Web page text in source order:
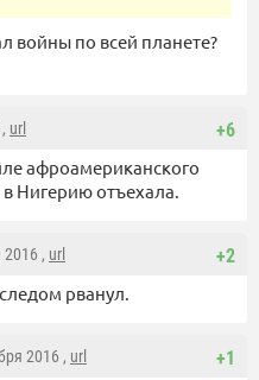
войны по всей планете?
+6
url
афроамериканского
Нигерию отъехала.
+2
, url
рванул.
+1
2016 , url